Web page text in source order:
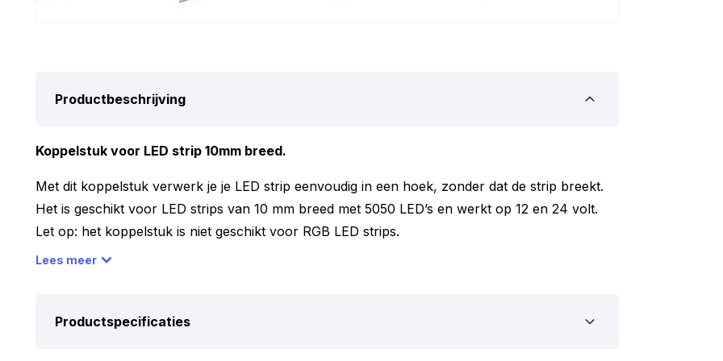
Productbeschrijving
Koppelstuk voor LED strip 10mm breed.
Met dit koppelstuk verwerk je je LED strip eenvoudig in een hoek, zonder dat de strip breekt.
Het is geschikt voor LED strips van 10 mm breed met 5050 LED’s en werkt op 12 en 24 volt.
Let op: het koppelstuk is niet geschikt voor RGB LED strips.
Eenvoudig in gebruik
siliconenlaag (IP65) moet je eerst de siliconenlaag verwijderen. Bij strips zonder siliconenlaag
Lees meer
Productspecificaties